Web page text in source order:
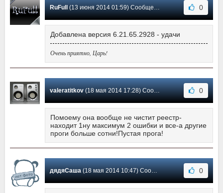
RuFull (13 июня 2014 01:59) Сообщение #175 0
Добавлена версия 6.21.65.2928 - удачи
Очень приятно, Царь!
valeratitkov(18 мая 2014 17:28) Сообщение #174 0
Помоему она вообще не чистит реестр-
находит 1ну максимум 2 ошибки и все-а другие
проги больше сотни!Пустая прога!
дядяСаша(18 мая 2014 10:47) Сообщение #173 0